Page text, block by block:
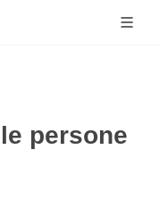
persone